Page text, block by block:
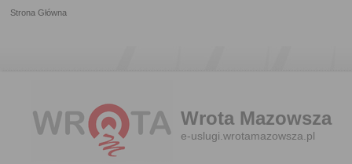
Strona Główna
Wrota Mazowsza
e-uslugi.wrotamazowsza.pl